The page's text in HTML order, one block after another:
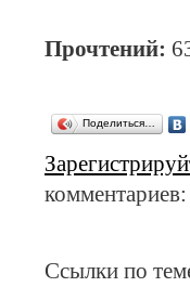
Прочтений:
Поделиться…
Ссылки по